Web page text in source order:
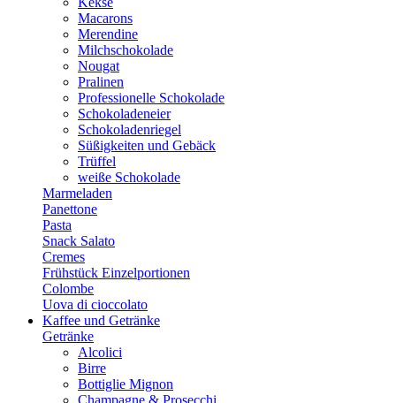
Macarons
Merendine
Milchschokolade
Nougat
Pralinen
Professionelle Schokolade
Schokoladeneier
Schokoladenriegel
Süßigkeiten und Gebäck
Trüffel
weiße Schokolade
Marmeladen
Panettone
Pasta
Snack Salato
Cremes
Frühstück Einzelportionen
Colombe
Uova di cioccolato
Kaffee und Getränke
Getränke
Alcolici
Birre
Bottiglie Mignon
Champagne & Prosecchi